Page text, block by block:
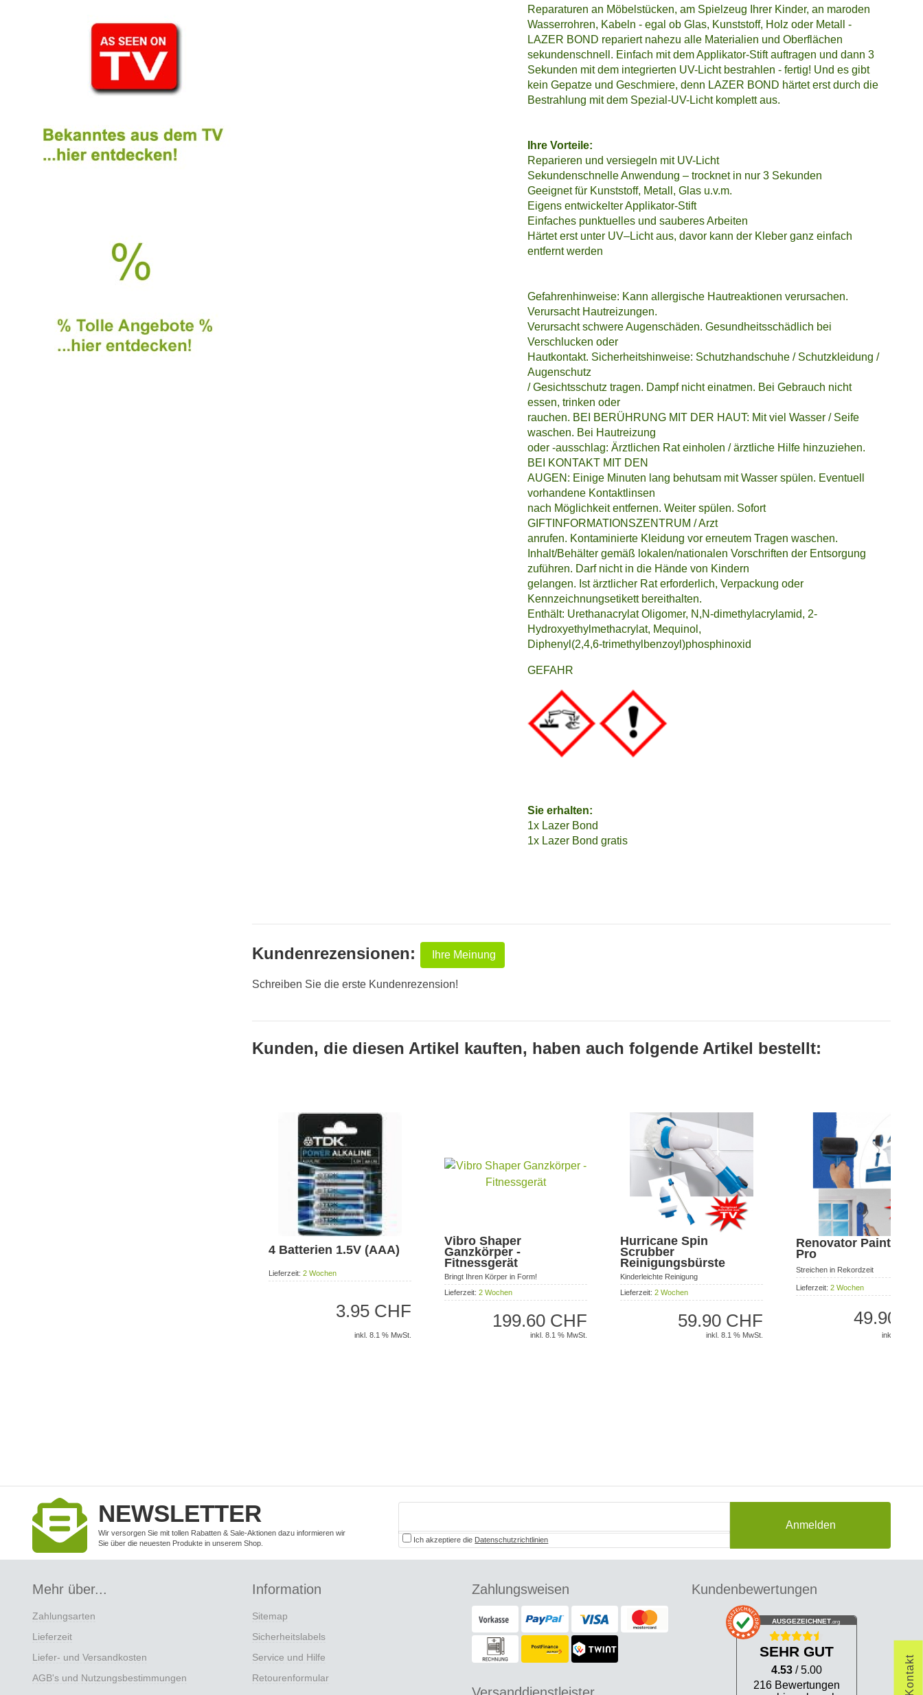
Reparaturen an Möbelstücken, am Spielzeug Ihrer Kinder, an maroden
Wasserrohren, Kabeln - egal ob Glas, Kunststoff, Holz oder Metall -
LAZER BOND repariert nahezu alle Materialien und Oberflächen
sekundenschnell. Einfach mit dem Applikator-Stift auftragen und dann 3
Sekunden mit dem integrierten UV-Licht bestrahlen - fertig! Und es gibt
kein Gepatze und Geschmiere, denn LAZER BOND härtet erst durch die
Bestrahlung mit dem Spezial-UV-Licht komplett aus.
Ihre Vorteile:
Reparieren und versiegeln mit UV-Licht
Sekundenschnelle Anwendung – trocknet in nur 3 Sekunden
Geeignet für Kunststoff, Metall, Glas u.v.m.
Eigens entwickelter Applikator-Stift
Einfaches punktuelles und sauberes Arbeiten
Härtet erst unter UV–Licht aus, davor kann der Kleber ganz einfach
entfernt werden
Gefahrenhinweise: Kann allergische Hautreaktionen verursachen.
Verursacht Hautreizungen.
Verursacht schwere Augenschäden. Gesundheitsschädlich bei
Verschlucken oder
Hautkontakt. Sicherheitshinweise: Schutzhandschuhe / Schutzkleidung /
Augenschutz
/ Gesichtsschutz tragen. Dampf nicht einatmen. Bei Gebrauch nicht
essen, trinken oder
rauchen. BEI BERÜHRUNG MIT DER HAUT: Mit viel Wasser / Seife
waschen. Bei Hautreizung
oder -ausschlag: Ärztlichen Rat einholen / ärztliche Hilfe hinzuziehen.
BEI KONTAKT MIT DEN
AUGEN: Einige Minuten lang behutsam mit Wasser spülen. Eventuell
vorhandene Kontaktlinsen
nach Möglichkeit entfernen. Weiter spülen. Sofort
GIFTINFORMATIONSZENTRUM / Arzt
anrufen. Kontaminierte Kleidung vor erneutem Tragen waschen.
Inhalt/Behälter gemäß lokalen/nationalen Vorschriften der Entsorgung
zuführen. Darf nicht in die Hände von Kindern
gelangen. Ist ärztlicher Rat erforderlich, Verpackung oder
Kennzeichnungsetikett bereithalten.
Enthält: Urethanacrylat Oligomer, N,N-dimethylacrylamid, 2-
Hydroxyethylmethacrylat, Mequinol,
Diphenyl(2,4,6-trimethylbenzoyl)phosphinoxid
GEFAHR
Sie erhalten:
1x Lazer Bond
1x Lazer Bond gratis
Kundenrezensionen: Ihre Meinung
Schreiben Sie die erste Kundenrezension!
Kunden, die diesen Artikel kauften, haben auch folgende Artikel bestellt:
4 Batterien 1.5V (AAA)
Lieferzeit: 2 Wochen
3.95 CHF
inkl. 8.1 % MwSt.
Vibro Shaper
Ganzkörper -
Fitnessgerät
Bringt Ihren Körper in Form!
Lieferzeit: 2 Wochen
199.60 CHF
inkl. 8.1 % MwSt.
Hurricane Spin
Scrubber
Reinigungsbürste
Kinderleichte Reinigung
Lieferzeit: 2 Wochen
59.90 CHF
inkl. 8.1 % MwSt.
Renovator Paint
Pro
Streichen in Rekordzeit
Lieferzeit: 2 Wochen
49.90
inkl. 8.1 %
NEWSLETTER
Wir versorgen Sie mit tollen Rabatten & Sale-Aktionen dazu informieren wir
Sie über die neuesten Produkte in unserem Shop.
Ich akzeptiere die Datenschutzrichtlinien
Anmelden
Mehr über...
Zahlungsarten
Lieferzeit
Liefer- und Versandkosten
AGB's und Nutzungsbestimmungen
Information
Sitemap
Sicherheitslabels
Service und Hilfe
Retourenformular
Kontakt
Zahlungsweisen Kundenbewertungen
AUSGEZEICHNET .org
SEHR GUT
4.53 / 5.00
216 Bewertungen